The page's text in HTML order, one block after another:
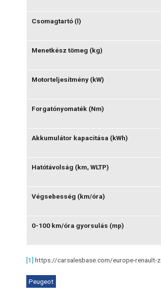
Csomagtartó (l)
Menetkész tömeg (kg)
Motorteljesítmény (kW)
Forgatónyomaték (Nm)
Akkumulátor kapacitása (kWh)
Hatótávolság (km, WLTP)
Végsebesség (km/óra)
0-100 km/óra gyorsulás (mp)
[1] https://carsalesbase.com/europe-renault-
Peugeot